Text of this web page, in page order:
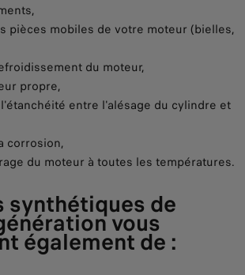
pièces mobiles de votre moteur (bielles,
du moteur,
propre,
entre l'alésage du cylindre et
corrosion,
du moteur à toutes les températures.
synthétiques de
vous
également de :